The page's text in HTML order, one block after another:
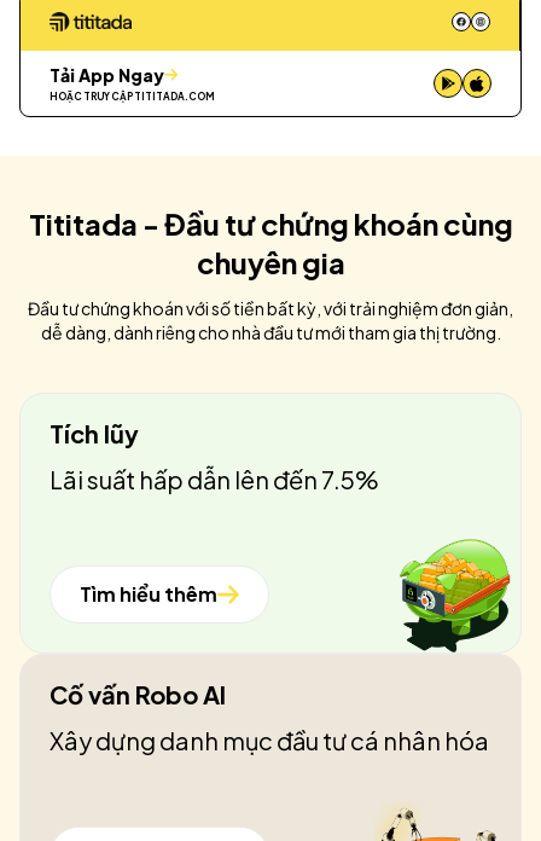
Tải App Ngay
HOẶC TRUY CẬP TITITADA.COM
Tititada - Đầu tư chứng khoán cùng
chuyên gia
Đầu tư chứng khoán với số tiền bất kỳ, với trải nghiệm đơn giản,
dễ dàng, dành riêng cho nhà đầu tư mới tham gia thị trường.
Tích lũy
Lãi suất hấp dẫn lên đến 7.5%
Tìm hiểu thêm
Cố vấn Robo AI
Xây dựng danh mục đầu tư cá nhân hóa